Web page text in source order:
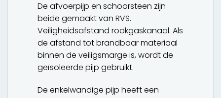
De afvoerpijp en schoorsteen zijn
beide gemaakt van RVS.
Veiligheidsafstand rookgaskanaal. Als
de afstand tot brandbaar materiaal
binnen de veiligsmarge is, wordt de
geïsoleerde pijp gebruikt.
De enkelwandige pijp heeft een